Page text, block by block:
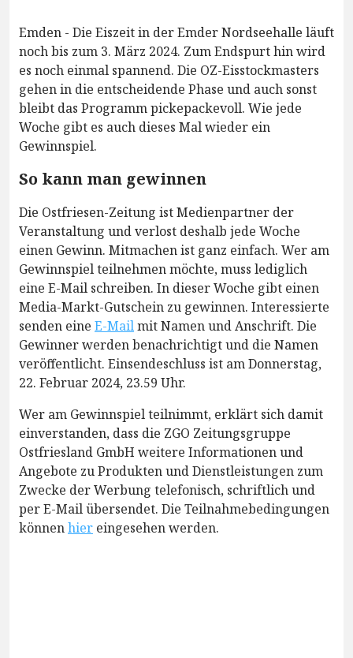
Emden - Die Eiszeit in der Emder Nordseehalle läuft
noch bis zum 3. März 2024. Zum Endspurt hin wird
es noch einmal spannend. Die OZ-Eisstockmasters
gehen in die entscheidende Phase und auch sonst
bleibt das Programm pickepackevoll. Wie jede
Woche gibt es auch dieses Mal wieder ein
Gewinnspiel.
So kann man gewinnen
Die Ostfriesen-Zeitung ist Medienpartner der
Veranstaltung und verlost deshalb jede Woche
einen Gewinn. Mitmachen ist ganz einfach. Wer am
Gewinnspiel teilnehmen möchte, muss lediglich
eine E-Mail schreiben. In dieser Woche gibt einen
Media-Markt-Gutschein zu gewinnen. Interessierte
senden eine E-Mailmit Namen und Anschrift. Die
Gewinner werden benachrichtigt und die Namen
veröffentlicht. Einsendeschluss ist am Donnerstag,
22. Februar 2024, 23.59 Uhr.
Wer am Gewinnspiel teilnimmt, erklärt sich damit
einverstanden, dass die ZGO Zeitungsgruppe
Ostfriesland GmbH weitere Informationen und
Angebote zu Produkten und Dienstleistungen zum
Zwecke der Werbung telefonisch, schriftlich und
per E-Mail übersendet. Die Teilnahmebedingungen
könnenhier eingesehen werden.